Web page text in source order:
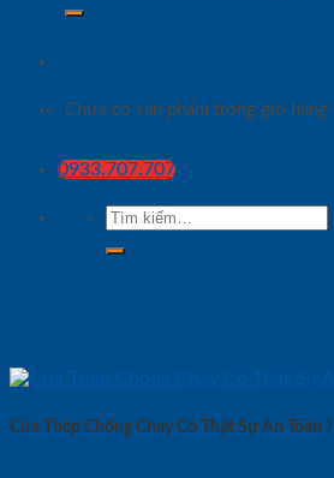
Chưa có sản phẩm trong giỏ hàng.
0933.707.707
Tìm
kiếm:
Cửa Thép Chống Cháy Có Thật Sự An Toàn ?